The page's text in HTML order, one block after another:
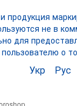
продукция
не в
для
пользователю о
Укр Рус